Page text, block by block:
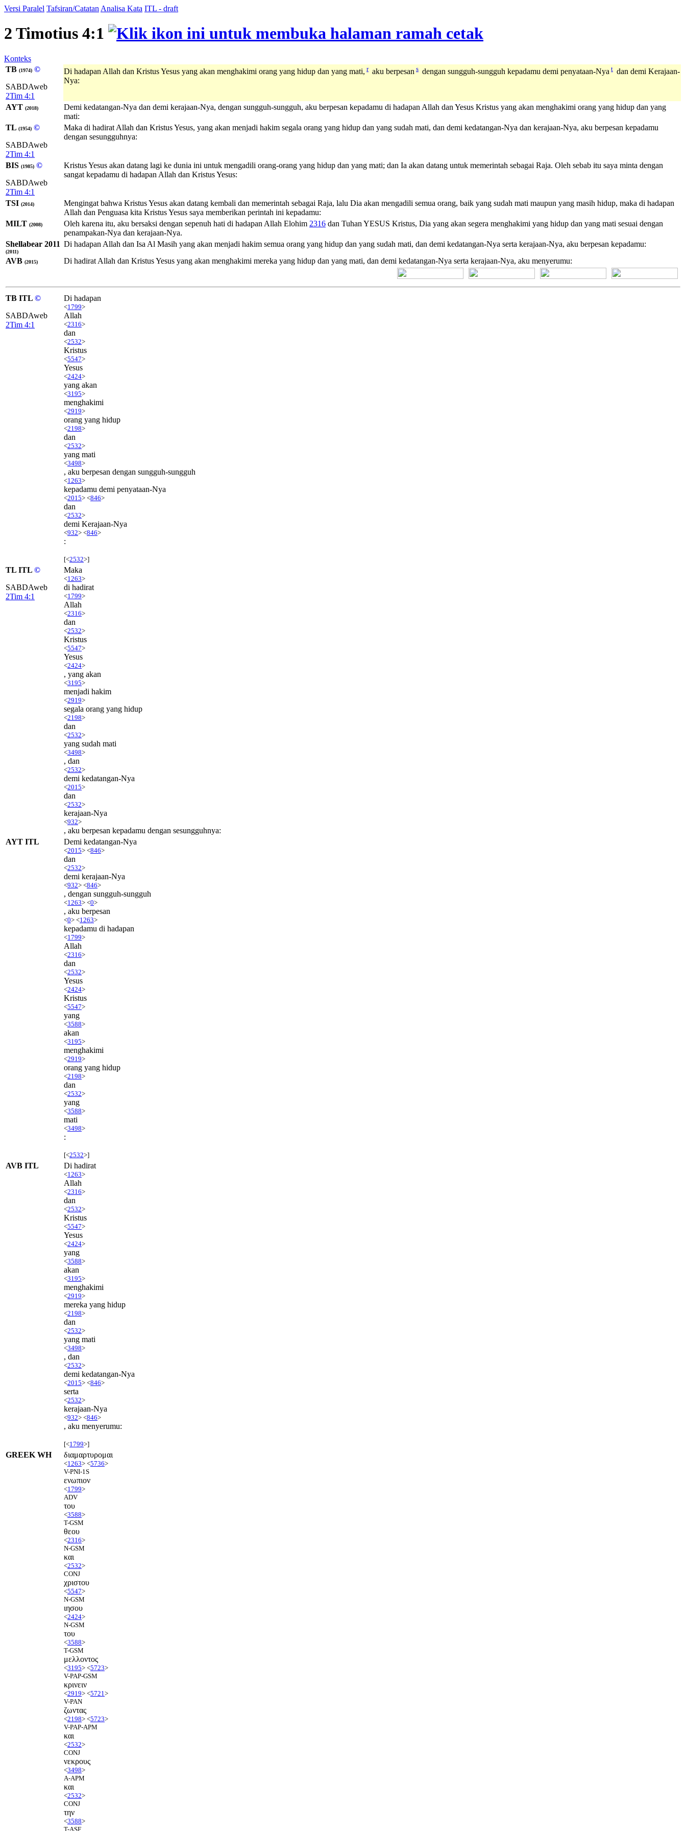
Versi Paralel Tafsiran/Catatan Analisa Kata ITL - draft
2 Timotius 4:1
Konteks
TB (1974) ©
SABDAweb
2Tim 4:1
Di hadapan Allah dan Kristus Yesus yang akan menghakimi orang yang hidup dan yang mati, r aku berpesan s dengan sungguh-sungguh kepadamu demi penyataan-Nya t dan demi Kerajaan-
Nya:
AYT (2018)
Demi kedatangan-Nya dan demi kerajaan-Nya, dengan sungguh-sungguh, aku berpesan kepadamu di hadapan Allah dan Yesus Kristus yang akan menghakimi orang yang hidup dan yang
mati:
TL (1954) ©
SABDAweb
2Tim 4:1
Maka di hadirat Allah dan Kristus Yesus, yang akan menjadi hakim segala orang yang hidup dan yang sudah mati, dan demi kedatangan-Nya dan kerajaan-Nya, aku berpesan kepadamu
dengan sesungguhnya:
BIS (1985) ©
SABDAweb
2Tim 4:1
Kristus Yesus akan datang lagi ke dunia ini untuk mengadili orang-orang yang hidup dan yang mati; dan Ia akan datang untuk memerintah sebagai Raja. Oleh sebab itu saya minta dengan
sangat kepadamu di hadapan Allah dan Kristus Yesus:
TSI (2014)
Mengingat bahwa Kristus Yesus akan datang kembali dan memerintah sebagai Raja, lalu Dia akan mengadili semua orang, baik yang sudah mati maupun yang masih hidup, maka di hadapan
Allah dan Penguasa kita Kristus Yesus saya memberikan perintah ini kepadamu:
MILT (2008) Oleh karena itu, aku bersaksi dengan sepenuh hati di hadapan Allah Elohim 2316 dan Tuhan YESUS Kristus, Dia yang akan segera menghakimi yang hidup dan yang mati sesuai dengan
penampakan-Nya dan kerajaan-Nya.
Shellabear 2011
(2011)
Di hadapan Allah dan Isa Al Masih yang akan menjadi hakim semua orang yang hidup dan yang sudah mati, dan demi kedatangan-Nya serta kerajaan-Nya, aku berpesan kepadamu:
AVB (2015) Di hadirat Allah dan Kristus Yesus yang akan menghakimi mereka yang hidup dan yang mati, dan demi kedatangan-Nya serta kerajaan-Nya, aku menyerumu:
TB ITL ©
SABDAweb
2Tim 4:1
Di hadapan
<1799>
Allah
<2316>
dan
<2532>
Kristus
<5547>
Yesus
<2424>
yang akan
<3195>
menghakimi
<2919>
orang yang hidup
<2198>
dan
<2532>
yang mati
<3498>
, aku berpesan dengan sungguh-sungguh
<1263>
kepadamu demi penyataan-Nya
<2015> <846>
dan
<2532>
demi Kerajaan-Nya
<932> <846>
:
[<2532>]
TL ITL ©
SABDAweb
2Tim 4:1
Maka
<1263>
di hadirat
<1799>
Allah
<2316>
dan
<2532>
Kristus
<5547>
Yesus
<2424>
, yang akan
<3195>
menjadi hakim
<2919>
segala orang yang hidup
<2198>
dan
<2532>
yang sudah mati
<3498>
, dan
<2532>
demi kedatangan-Nya
<2015>
dan
<2532>
kerajaan-Nya
<932>
, aku berpesan kepadamu dengan sesungguhnya:
AYT ITL
Demi kedatangan-Nya
<2015> <846>
dan
<2532>
demi kerajaan-Nya
<932> <846>
, dengan sungguh-sungguh
<1263> <0>
, aku berpesan
<0> <1263>
kepadamu di hadapan
<1799>
Allah
<2316>
dan
<2532>
Yesus
<2424>
Kristus
<5547>
yang
<3588>
akan
<3195>
menghakimi
<2919>
orang yang hidup
<2198>
dan
<2532>
yang
<3588>
mati
<3498>
:
[<2532>]
AVB ITL Di hadirat
<1263>
Allah
<2316>
dan
<2532>
Kristus
<5547>
Yesus
<2424>
yang
<3588>
akan
<3195>
menghakimi
<2919>
mereka yang hidup
<2198>
dan
<2532>
yang mati
<3498>
, dan
<2532>
demi kedatangan-Nya
<2015> <846>
serta
<2532>
kerajaan-Nya
<932> <846>
, aku menyerumu:
[<1799>]
GREEK WH διαμαρτυρομαι
<1263> <5736>
V-PNI-1S
ενωπιον
<1799>
ADV
του
<3588>
T-GSM
θεου
<2316>
N-GSM
και
<2532>
CONJ
χριστου
<5547>
N-GSM
ιησου
<2424>
N-GSM
του
<3588>
T-GSM
μελλοντος
<3195> <5723>
V-PAP-GSM
κρινειν
<2919> <5721 >
V-PAN
ζωντας
<2198> <5723>
V-PAP-APM
και
<2532>
CONJ
νεκρους
<3498>
A-APM
και
<2532>
CONJ
την
<3588>
T-ASF